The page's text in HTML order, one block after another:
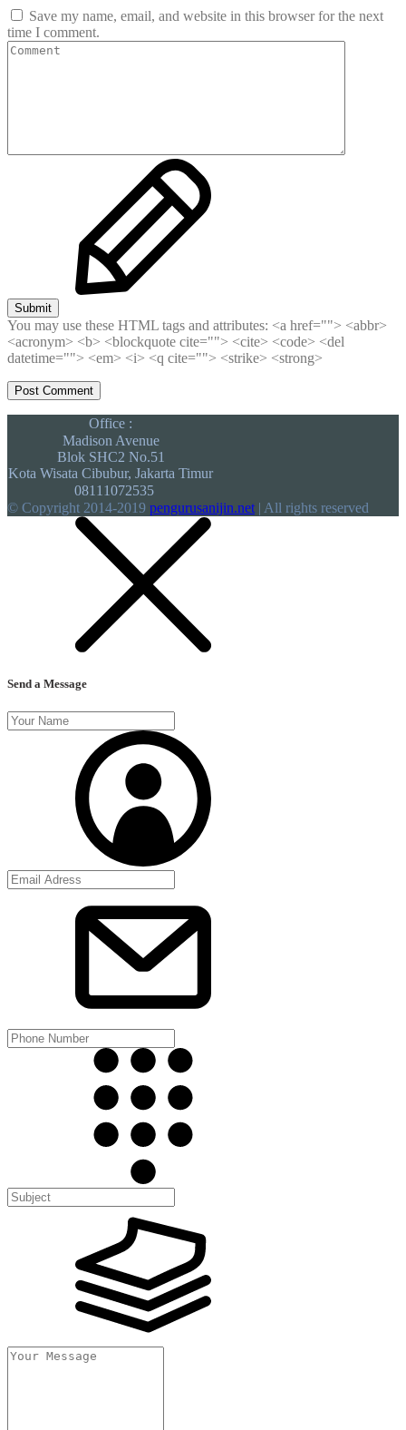
Save my name, email, and website in this browser for the next
time I comment.
Submit
You may use these HTML tags and attributes: <a href=""> <abbr>
<acronym> <b> <blockquote cite=""> <cite> <code> <del
datetime=""> <em> <i> <q cite=""> <strike> <strong>
Office :
Madison Avenue
Blok SHC2 No.51
Kota Wisata Cibubur, Jakarta Timur
08111072535
© Copyright 2014-2019 pengurusanijin.net| All rights reserved
Send a Message